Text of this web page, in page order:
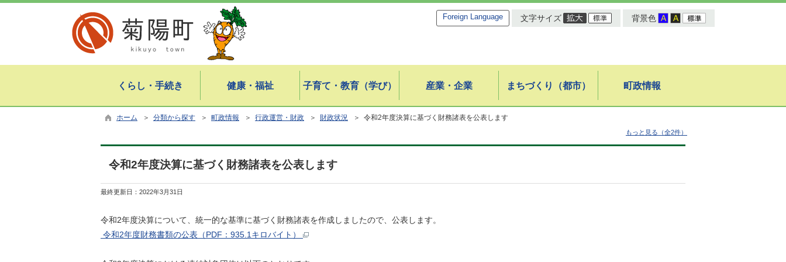
Foreign Language 文字サイズ 背景色
くらし・手続き 健康・福祉 子育て・教育（学び） 産業・企業 まちづくり（都市） 町政情報
ホーム ＞ 分類から探す ＞ 町政情報 ＞ 行政運営・財政 ＞ 財政状況 ＞ 令和2年度決算に基づく財務諸表を公表します
もっと見る（全2件）
令和2年度決算に基づく財務諸表を公表します
最終更新日： 2022年3月31日
令和2年度決算について、統一的な基準に基づく財務諸表を作成しましたので、公表します。
令和2年度財務書類の公表（PDF：935.1キロバイト）